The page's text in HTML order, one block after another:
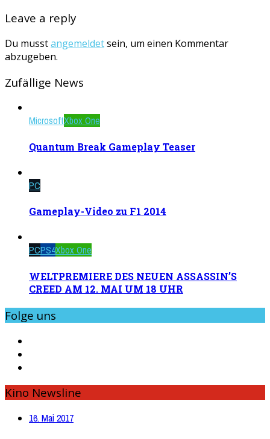
Leave a reply
Du musstangemeldetsein, um einen Kommentar
abzugeben.
Zufällige News
MicrosoftXbox One
Quantum Break Gameplay Teaser
PC
Gameplay-Video zu F1 2014
PCPS4Xbox One
WELTPREMIERE DES NEUEN ASSASSIN’S
CREED AM 12. MAI UM 18 UHR
Folge uns
Kino Newsline
16. Mai 2017